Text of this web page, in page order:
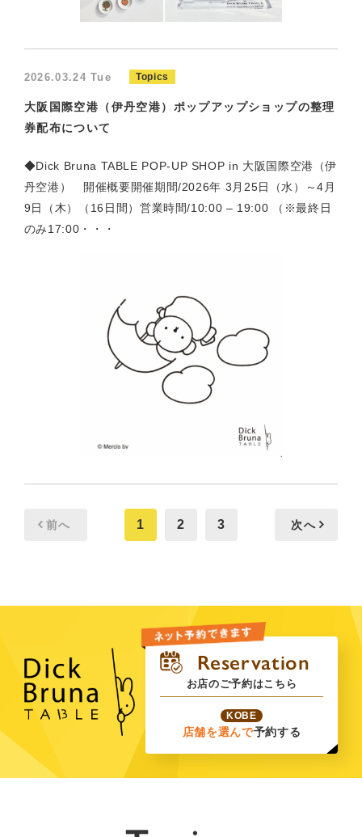
2026.03.24 Tue Topics
大阪国際空港（伊丹空港）ポップアップショップの整理
券配布について
◆Dick Bruna TABLE POP-UP SHOP in 大阪国際空港（伊
丹空港） 開催概要開催期間/2026年 3月25日（水）～4月
9日（木）（16日間）営業時間/10:00 – 19:00 （※最終日
のみ17:00・・・
前へ 1 2 3 次へ
お店のご予約はこちら
KOBE
店舗を選んで予約する